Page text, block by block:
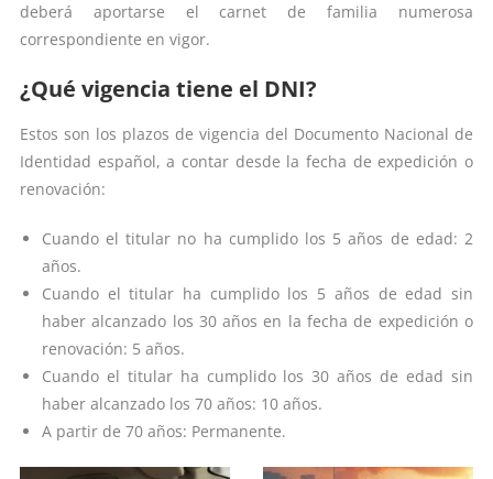
deberá aportarse el carnet de familia numerosa
correspondiente en vigor.
¿Qué vigencia tiene el DNI?
Estos son los plazos de vigencia del Documento Nacional de
Identidad español, a contar desde la fecha de expedición o
renovación:
Cuando el titular no ha cumplido los 5 años de edad: 2
años.
Cuando el titular ha cumplido los 5 años de edad sin
haber alcanzado los 30 años en la fecha de expedición o
renovación: 5 años.
Cuando el titular ha cumplido los 30 años de edad sin
haber alcanzado los 70 años: 10 años.
A partir de 70 años: Permanente.